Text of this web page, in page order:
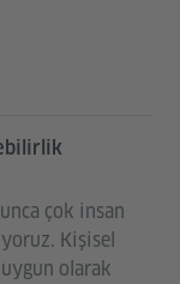
çok insan
Kişisel
olarak